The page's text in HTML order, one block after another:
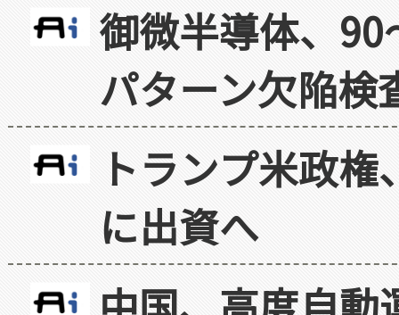
御微半導体、
パターン欠陥検
トランプ米政
に出資へ